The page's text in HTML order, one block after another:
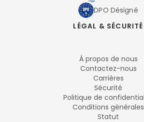
DPO Désigné
LÉGAL & SÉCURITÉ
À propos de nous
Contactez-nous
Carrières
Sécurité
Politique de
Conditions générales
Statut